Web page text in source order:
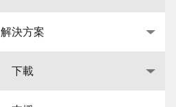
解決方案
下載